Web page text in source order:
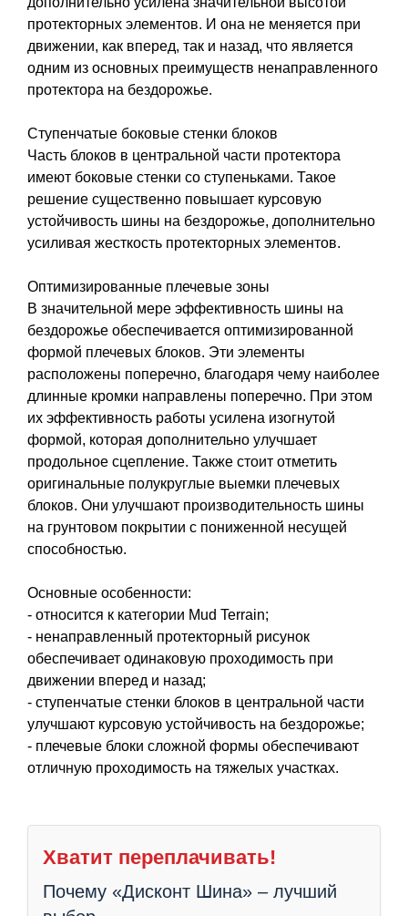
протекторных элементов. И она не меняется при
движении, как вперед, так и назад, что является
одним из основных преимуществ ненаправленного
протектора на бездорожье.
Ступенчатые боковые стенки блоков
Часть блоков в центральной части протектора
имеют боковые стенки со ступеньками. Такое
решение существенно повышает курсовую
устойчивость шины на бездорожье, дополнительно
усиливая жесткость протекторных элементов.
Оптимизированные плечевые зоны
В значительной мере эффективность шины на
бездорожье обеспечивается оптимизированной
формой плечевых блоков. Эти элементы
расположены поперечно, благодаря чему наиболее
длинные кромки направлены поперечно. При этом
их эффективность работы усилена изогнутой
формой, которая дополнительно улучшает
продольное сцепление. Также стоит отметить
оригинальные полукруглые выемки плечевых
блоков. Они улучшают производительность шины
на грунтовом покрытии с пониженной несущей
способностью.
Основные особенности:
- относится к категории Mud Terrain;
- ненаправленный протекторный рисунок
обеспечивает одинаковую проходимость при
движении вперед и назад;
- ступенчатые стенки блоков в центральной части
улучшают курсовую устойчивость на бездорожье;
- плечевые блоки сложной формы обеспечивают
отличную проходимость на тяжелых участках.
Хватит переплачивать!
Почему «Дисконт Шина» – лучший